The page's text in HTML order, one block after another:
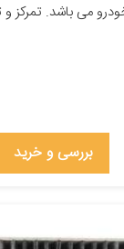
می باشد.
بررسی و خرید